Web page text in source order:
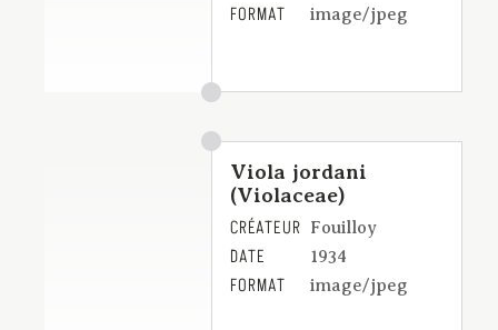
FORMAT image/jpeg
Viola jordani
(Violaceae)
CRÉATEUR Fouilloy
DATE 1934
FORMAT image/jpeg